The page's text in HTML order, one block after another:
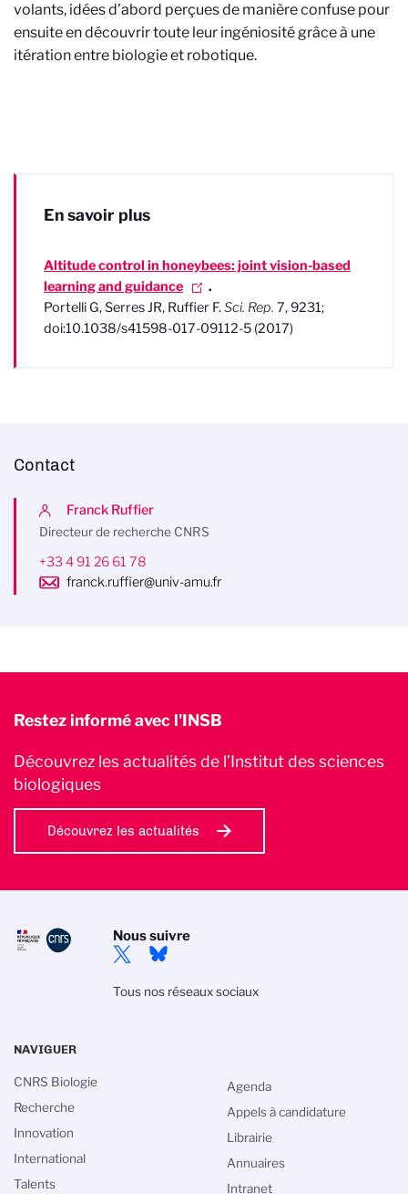
volants, idées d’abord perçues de manière confuse pour
ensuite en découvrir toute leur ingéniosité grâce à une
itération entre biologie et robotique.
En savoir plus
Altitude control in honeybees: joint vision-based
learning and guidance
.
Portelli G, Serres JR, Ruffier F.Sci. Rep. 7, 9231;
doi:10.1038/s41598-017-09112-5 (2017)
Contact
Franck Ruffier
Directeur de recherche CNRS
+33 4 91 26 61 78
franck.ruffier@univ-amu.fr
Restez informé avec l'INSB
Découvrez les actualités de l’Institut des sciences
biologiques
Découvrez les actualités
Nous suivre
Tous nos réseaux sociaux
NAVIGUER
CNRS Biologie
Recherche
Innovation
International
Talents
Agenda
Appels à candidature
Librairie
Annuaires
Intranet